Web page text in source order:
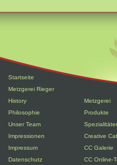
Startseite
Metzgerei Rieger
History
Metzgerei
Philosophie
Produkte
Unser Team
Impressionen
Creative
Impressum
CC Galerie
Datenschutz
CC Online-